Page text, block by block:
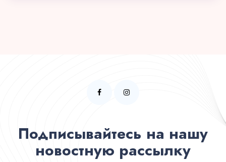
Подписывайтесь на нашу
новостную рассылку